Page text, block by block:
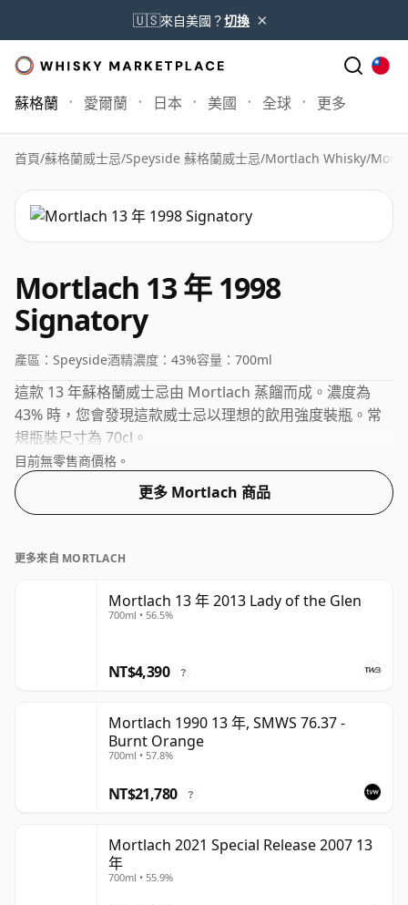
🇺🇸來自美國？切換 ×
蘇格蘭 愛爾蘭 日本 美國 全球 更多
首頁/蘇格蘭威士忌/Speyside 蘇格蘭威士忌/Mortlach Whisky/
Mortlach 13 年 1998
Signatory
產區： Speyside酒精濃度： 43%容量： 700ml
這款 13 年蘇格蘭威士忌由 Mortlach 蒸餾而成。濃度為
43% 時，您會發現這款威士忌以理想的飲用強度裝瓶。常
規瓶裝尺寸為 70cl。
目前無零售商價格。
更多 Mortlach 商品
更多來自 MORTLACH
Mortlach 13 年 2013 Lady of the Glen
700ml • 56.5%
NT$4,390 ?
Mortlach 1990 13 年, SMWS 76.37 -
Burnt Orange
700ml • 57.8%
NT$21,780 ?
Mortlach 2021 Special Release 2007 13
年
700ml • 55.9%